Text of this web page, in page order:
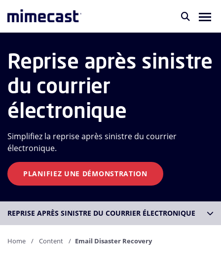
Reprise après sinistre
du courrier
électronique
Simplifiez la reprise après sinistre du courrier
électronique.
PLANIFIEZ UNE DÉMONSTRATION
REPRISE APRÈS SINISTRE DU COURRIER ÉLECTRONIQUE
Home Content Email Disaster Recovery